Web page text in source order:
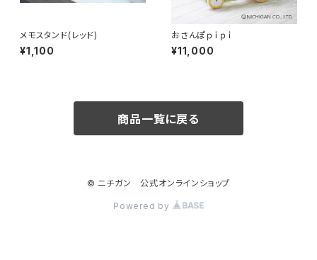
メモスタンド(レッド)
¥1,100
おさんぽｐｉｐｉ
¥11,000
商品一覧に戻る
© ニチガン 公式オンラインショップ
Powered by